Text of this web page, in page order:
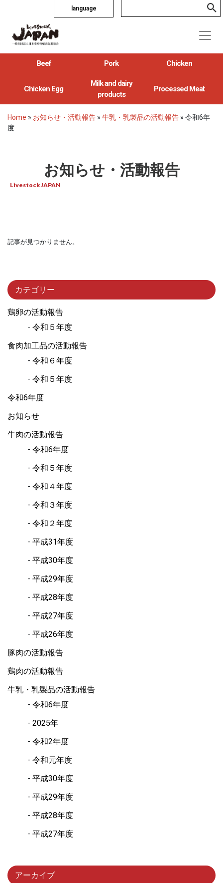
language
Beef Pork Chicken
Chicken Egg
Milk and dairy
products
Processed Meat
Home » お知らせ・活動報告 » 牛乳・乳製品の活動報告 » 令和6年
度
お知らせ・活動報告
Livestock JAPAN
記事が見つかりません。
カテゴリー
鶏卵の活動報告
令和５年度
食肉加工品の活動報告
令和６年度
令和５年度
令和6年度
お知らせ
牛肉の活動報告
令和6年度
令和５年度
令和４年度
令和３年度
令和２年度
平成31年度
平成30年度
平成29年度
平成28年度
平成27年度
平成26年度
豚肉の活動報告
鶏肉の活動報告
牛乳・乳製品の活動報告
令和6年度
2025年
令和2年度
令和元年度
平成30年度
平成29年度
平成28年度
平成27年度
アーカイブ